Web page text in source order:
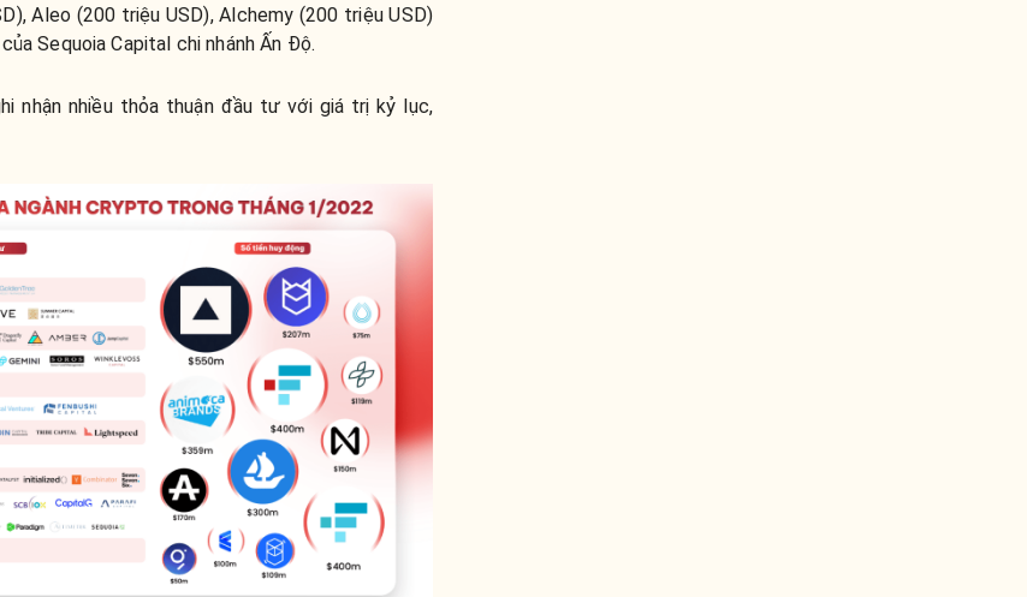
Aleo (200 triệu USD), Alchemy (200 triệu USD)
Sequoia Capital chi nhánh Ấn Độ.
nhận nhiều thỏa thuận đầu tư với giá trị kỷ lục,